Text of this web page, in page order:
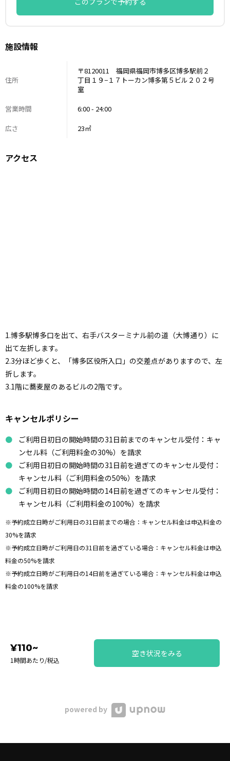
施設情報
住所
〒8120011 福岡県福岡市博多区博多駅前２
丁目１９−１７トーカン博多第５ビル２０２号
室
営業時間
6:00 - 24:00
広さ
23㎡
アクセス
1.博多駅博多口を出て、右手バスターミナル前の道（大博通り）に
出て左折します。
2.3分ほど歩くと、「博多区役所入口」の交差点がありますので、左
折します。
3.1階に蕎麦屋のあるビルの2階です。
キャンセルポリシー
ご利用日初日の開始時間の31日前までのキャンセル受付：キャ
ンセル料（ご利用料金の30%）を請求
ご利用日初日の開始時間の31日前を過ぎてのキャンセル受付：
キャンセル料（ご利用料金の50%）を請求
ご利用日初日の開始時間の14日前を過ぎてのキャンセル受付：
キャンセル料（ご利用料金の100%）を請求
※予約成立日時がご利用日の31日前までの場合：キャンセル料金は申込料金の
30%を請求
※予約成立日時がご利用日の31日前を過ぎている場合：キャンセル料金は申込
料金の50%を請求
※予約成立日時がご利用日の14日前を過ぎている場合：キャンセル料金は申込
料金の100%を請求
¥110~
1時間あたり/税込
空き状況をみる
powered by